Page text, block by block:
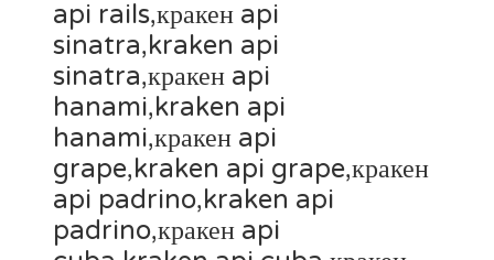
api rails,кракен api
sinatra,kraken api
sinatra,кракен api
hanami,kraken api
hanami,кракен api
grape,kraken api grape,кракен
api padrino,kraken api
padrino,кракен api